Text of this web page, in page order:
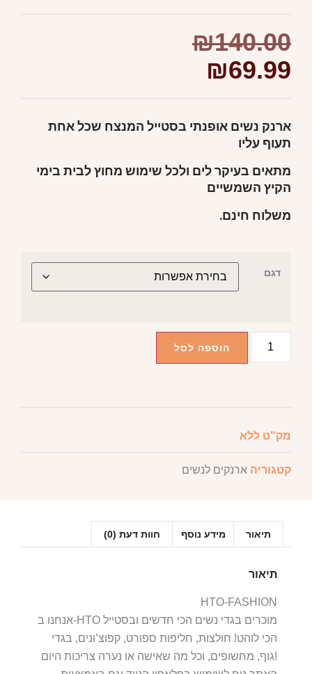
₪140.00
₪69.99
ארנק נשים אופנתי בסטייל המנצח שכל אחת
תעוף עליו
מתאים בעיקר לים ולכל שימוש מחוץ לבית בימי
הקיץ השמשיים
משלוח חינם.
דגם
הוספה לסל
מק"ט ללא
קטגוריה ארנקים לנשים
תיאור מידע נוסף חוות דעת (0)
תיאור
HTO-FASHION
אנחנו ב-HTO מוכרים בגדי נשים הכי חדשים ובסטייל
הכי לוהט! חולצות, חליפות ספורט, קפוצ’ונים, בגדי
גוף, מחשופים, וכל מה שאישה או נערה צריכות היום!